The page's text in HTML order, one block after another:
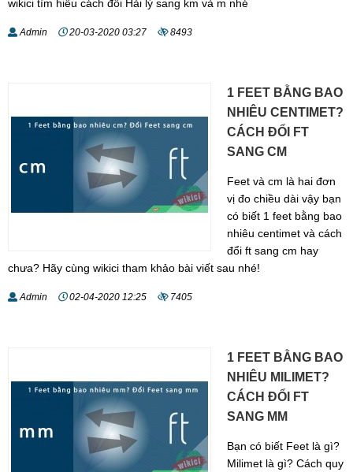
wikici tìm hiểu cách đổi Hải lý sang km và m nhé
Admin 20-03-2020 03:27 8493
1 FEET BẰNG BAO
NHIÊU CENTIMET?
CÁCH ĐỔI FT
SANG CM
Feet và cm là hai đơn
vị đo chiều dài vậy bạn
có biết 1 feet bằng bao
nhiêu centimet và cách
đổi ft sang cm hay
chưa? Hãy cùng wikici tham khảo bài viết sau nhé!
Admin 02-04-2020 12:25 7405
1 FEET BẰNG BAO
NHIÊU MILIMET?
CÁCH ĐỔI FT
SANG MM
Bạn có biết Feet là gì?
Milimet là gì? Cách quy